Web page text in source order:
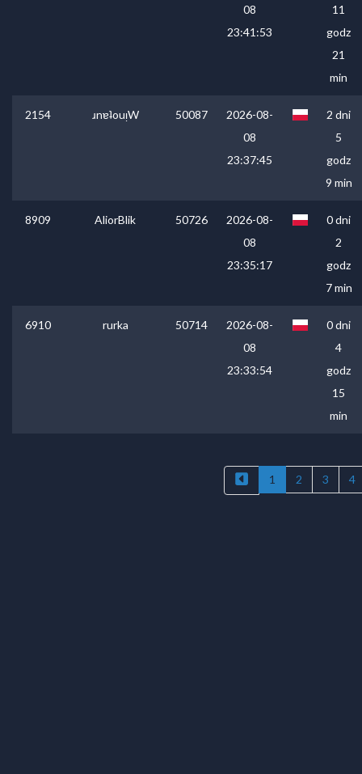
08
23:41:53
11
godz
21
min
2154 ɹnɐʇouᴉW 50087
2026-08-
08
23:37:45
2 dni
5
godz
9 min
8909 AliorBlik 50726
2026-08-
08
23:35:17
0 dni
2
godz
7 min
6910 rurka 50714
2026-08-
08
23:33:54
0 dni
4
godz
15
min
1 2 3 4